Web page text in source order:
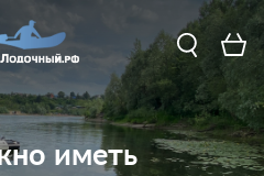
иметь